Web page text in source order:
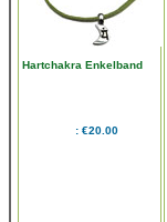
Hartchakra Enkelband
€20.00